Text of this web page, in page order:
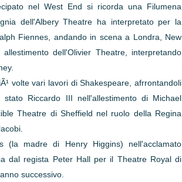
nel West End si ricorda una Filumena
dell'Albery Theatre ha interpretato per la
Fiennes, andando in scena a Londra, New
dell'Olivier Theatre, interpretando
volte vari lavori di Shakespeare, afrrontandoli
Riccardo III nell'allestimento di Michael
Theatre di Sheffield nel ruolo della Regina
(la madre di Henry Higgins) nell'acclamato
dal regista Peter Hall per il Theatre Royal di
successivo.